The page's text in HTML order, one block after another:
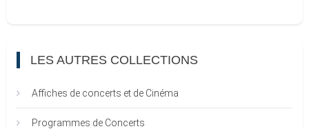
LES AUTRES COLLECTIONS
Affiches de concerts et de Cinéma
Programmes de Concerts